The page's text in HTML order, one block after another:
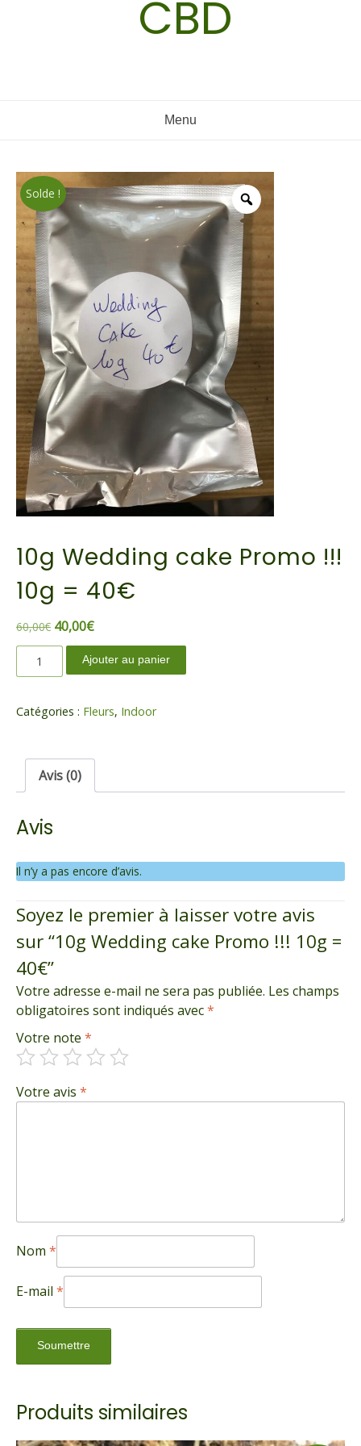
CBD
Menu
Solde !
10g Wedding cake Promo !!!
10g = 40€
60,00€ Le
prix
initial
était :
60,00€.
40,00€Le
prix
actuel
40,00€.
quantité
de
Wedding
10g
40€
Ajouter au panier
Catégories : Fleurs, Indoor
Avis (0)
Avis
Il n’y a pas encore d’avis.
Soyez le premier à laisser votre avis
sur “10g Wedding cake Promo !!! 10g =
40€”
Votre adresse e-mail ne sera pas publiée. Les champs
obligatoires sont indiqués avec*
Votre note *
Votre avis *
Nom *
E-mail *
Produits similaires